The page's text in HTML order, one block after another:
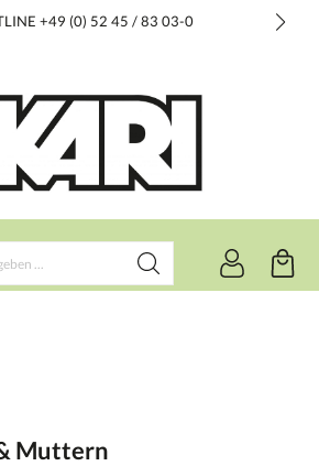
+49 (0) 52 45 / 83 03-0
Muttern